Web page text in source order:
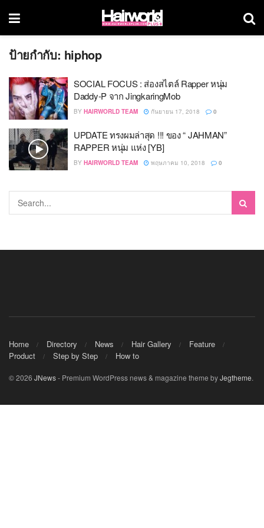
ป้ายกำกับ: hiphop
SOCIAL FOCUS : ส่องสไตล์ Rapper หนุ่ม
Daddy-P จาก JingkaringMob
BY HAIRWORLD TEAM กันยายน 17, 2018 0
UPDATE ทรงผมล่าสุด !!! ของ “ JAHMAN”
RAPPER หนุ่ม แห่ง [YB]
BY HAIRWORLD TEAM พฤษภาคม 10, 2018 0
Home Directory News Hair Gallery
Feature
Product
Step by Step How to
© 2026 JNews- Premium WordPress news & magazine theme byJegtheme.